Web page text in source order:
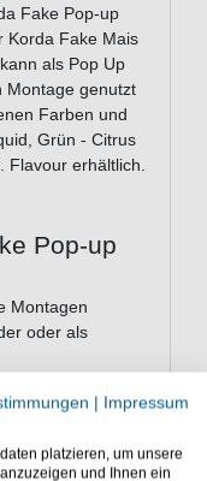
Fake Pop-up
Korda Fake Mais
als Pop Up
Montage genutzt
Farben und
Grün - Citrus
Flavour erhältlich.
Pop-up
Montagen
oder als
passenden
| Impressum
platzieren, um unsere
und Ihnen ein